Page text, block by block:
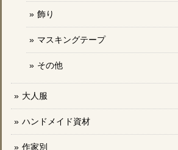
飾り
マスキングテープ
その他
大人服
ハンドメイド資材
作家別